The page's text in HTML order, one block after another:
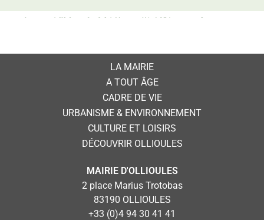
LA MAIRIE
A TOUT ÂGE
CADRE DE VIE
URBANISME & ENVIRONNEMENT
CULTURE ET LOISIRS
DÉCOUVRIR OLLIOULES
MAIRIE D'OLLIOULES
2 place Marius Trotobas
83190 OLLIOULES
+33 (0)4 94 30 41 41